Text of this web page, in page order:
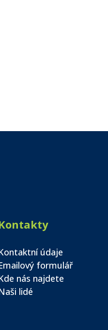
údaje
formulář
nás najdete
lidé